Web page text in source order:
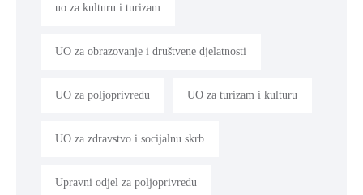
uo za kulturu i turizam
UO za obrazovanje i društvene djelatnosti
UO za poljoprivredu UO za turizam i kulturu
UO za zdravstvo i socijalnu skrb
Upravni odjel za poljoprivredu